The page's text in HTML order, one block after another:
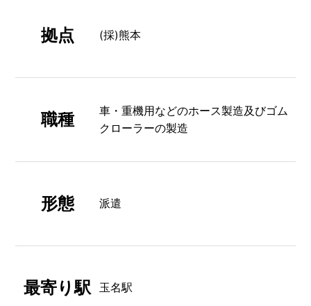
拠点 (採)熊本
職種
車・重機用などのホース製造及びゴム
クローラーの製造
形態 派遣
最寄り駅 玉名駅